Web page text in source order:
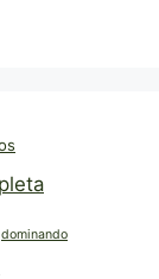
dominando